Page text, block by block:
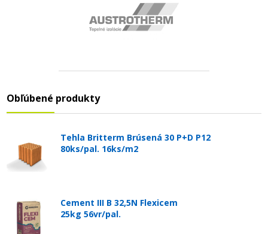
Obľúbené produkty
Tehla Britterm Brúsená 30 P+D P12
80ks/pal. 16ks/m2
Cement III B 32,5N Flexicem
25kg 56vr/pal.